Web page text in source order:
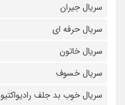
سریال جیران
سریال حرفه ای
سریال خاتون
سریال خسوف
سریال خوب بد جلف رادیواکتیو